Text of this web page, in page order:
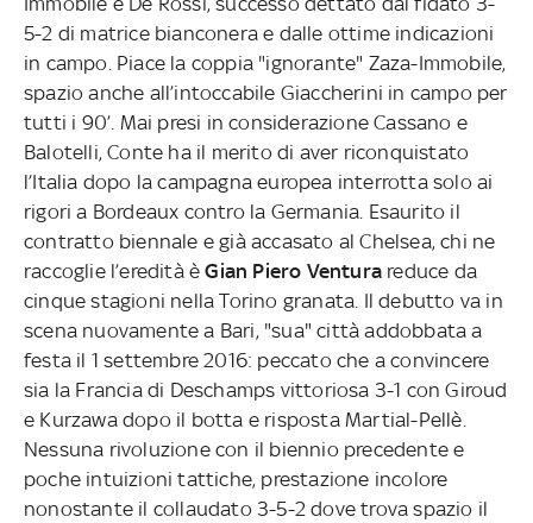
5-2 di matrice bianconera e dalle ottime indicazioni
in campo. Piace la coppia "ignorante" Zaza-Immobile,
spazio anche all’intoccabile Giaccherini in campo per
tutti i 90’. Mai presi in considerazione Cassano e
Balotelli, Conte ha il merito di aver riconquistato
l’Italia dopo la campagna europea interrotta solo ai
rigori a Bordeaux contro la Germania. Esaurito il
contratto biennale e già accasato al Chelsea, chi ne
raccoglie l’eredità èGian Piero Ventura reduce da
cinque stagioni nella Torino granata. Il debutto va in
scena nuovamente a Bari, "sua" città addobbata a
festa il 1 settembre 2016: peccato che a convincere
sia la Francia di Deschamps vittoriosa 3-1 con Giroud
e Kurzawa dopo il botta e risposta Martial-Pellè.
Nessuna rivoluzione con il biennio precedente e
poche intuizioni tattiche, prestazione incolore
nonostante il collaudato 3-5-2 dove trova spazio il